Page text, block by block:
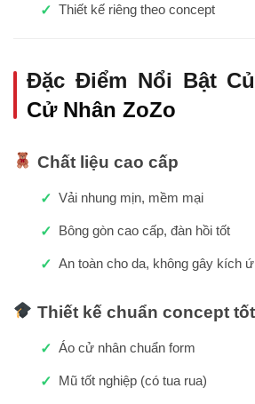
Thiết kế riêng theo concept
Đặc Điểm Nổi Bật
Cử Nhân ZoZo
Chất liệu cao cấp
Vải nhung mịn, mềm mại
Bông gòn cao cấp, đàn hồi tốt
An toàn cho da, không gây kích
Thiết kế chuẩn concept
Áo cử nhân chuẩn form
Mũ tốt nghiệp (có tua rua)